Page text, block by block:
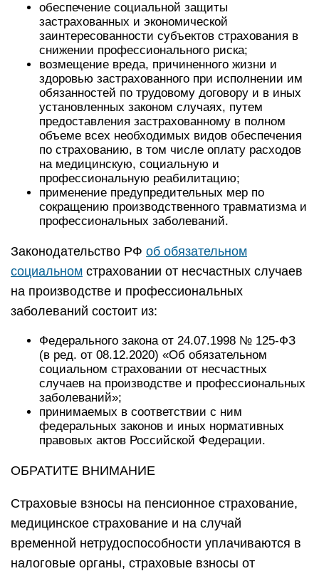
обеспечение социальной защиты
застрахованных и экономической
заинтересованности субъектов страхования в
снижении профессионального риска;
возмещение вреда, причиненного жизни и
здоровью застрахованного при исполнении им
обязанностей по трудовому договору и в иных
установленных законом случаях, путем
предоставления застрахованному в полном
объеме всех необходимых видов обеспечения
по страхованию, в том числе оплату расходов
на медицинскую, социальную и
профессиональную реабилитацию;
применение предупредительных мер по
сокращению производственного травматизма и
профессиональных заболеваний.
Законодательство РФ об обязательном
социальном страховании от несчастных случаев
на производстве и профессиональных
заболеваний состоит из:
Федерального закона от 24.07.1998 № 125-ФЗ
(в ред. от 08.12.2020) «Об обязательном
социальном страховании от несчастных
случаев на производстве и профессиональных
заболеваний»;
принимаемых в соответствии с ним
федеральных законов и иных нормативных
правовых актов Российской Федерации.
ОБРАТИТЕ ВНИМАНИЕ
Страховые взносы на пенсионное страхование,
медицинское страхование и на случай
временной нетрудоспособности уплачиваются в
налоговые органы, страховые взносы от